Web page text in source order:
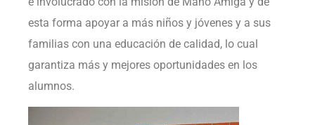
esta forma apoyar a más niños y jóvenes y a sus
familias con una educación de calidad, lo cual
garantiza más y mejores oportunidades en los
alumnos.